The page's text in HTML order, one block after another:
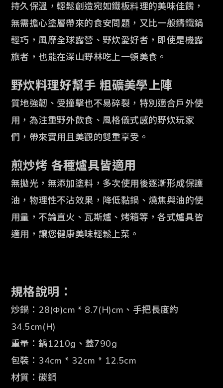
持久保溫，輕鬆創造宛如鐵板料理的美味佳餚，
無需擔心塗層帶來的食安問題，又比一般鑄鐵鍋
輕巧，風靡全球露營 、野炊愛好者，即使是機露
旅者，也能在深山野林吃上一頓美食。
野炊料理好幫手 粗礦美學上陣
質地強韌、受撞擊也不易碎裂，特別適合戶外使
用，為注重野外飲食、風格儀式感的野炊玩家
們，帶來實用且美觀的雙重享受。
煎炒烤 各種爐具皆適用
無拋光，無添加塗料，多次使用後逐漸形成保護
油，物理性不沾效果，降低黏鍋、燒焦與油的使
用量，不論直火、瓦斯爐、烤箱等，各式爐具皆
適用，讓您健康美味輕鬆上菜。
規格說明：
炒鍋：28(Φ)cm* 8.7(H)cm、手把長度約
34.5cm(H)
重量：鍋1210g、蓋790g
包裝：34cm * 32cm * 12.5cm
材質：碳鋼